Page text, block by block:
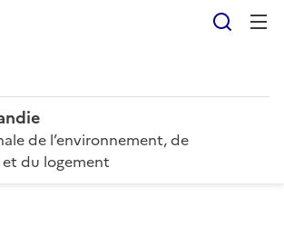
de l’environnement, de
et du logement